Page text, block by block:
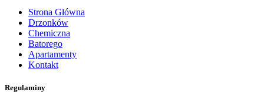
Strona Główna
Drzonków
Chemiczna
Batorego
Apartamenty
Kontakt
Regulaminy